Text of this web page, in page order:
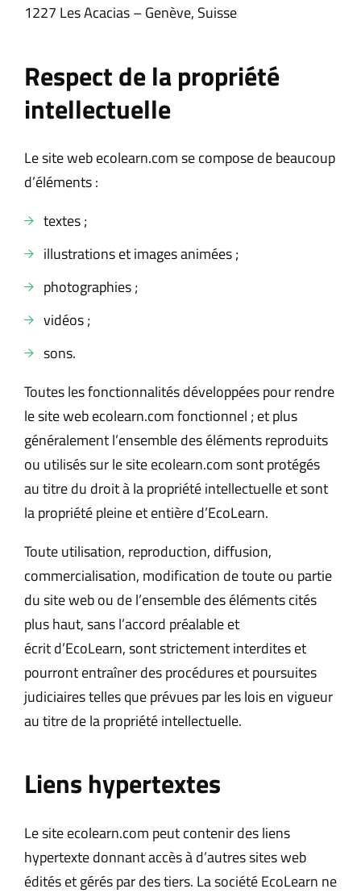
1227 Les Acacias – Genève, Suisse
Respect de la propriété
intellectuelle
Le site web ecolearn.com se compose de beaucoup
d’éléments :
textes ;
illustrations et images animées ;
photographies ;
vidéos ;
sons.
Toutes les fonctionnalités développées pour rendre
le site web ecolearn.com fonctionnel ; et plus
généralement l’ensemble des éléments reproduits
ou utilisés sur le site ecolearn.com sont protégés
au titre du droit à la propriété intellectuelle et sont
la propriété pleine et entière d’EcoLearn.
Toute utilisation, reproduction, diffusion,
commercialisation, modification de toute ou partie
du site web ou de l’ensemble des éléments cités
plus haut, sans l’accord préalable et
écrit d’EcoLearn, sont strictement interdites et
pourront entraîner des procédures et poursuites
judiciaires telles que prévues par les lois en vigueur
au titre de la propriété intellectuelle.
Liens hypertextes
Le site ecolearn.com peut contenir des liens
hypertexte donnant accès à d’autres sites web
édités et gérés par des tiers. La société EcoLearn ne